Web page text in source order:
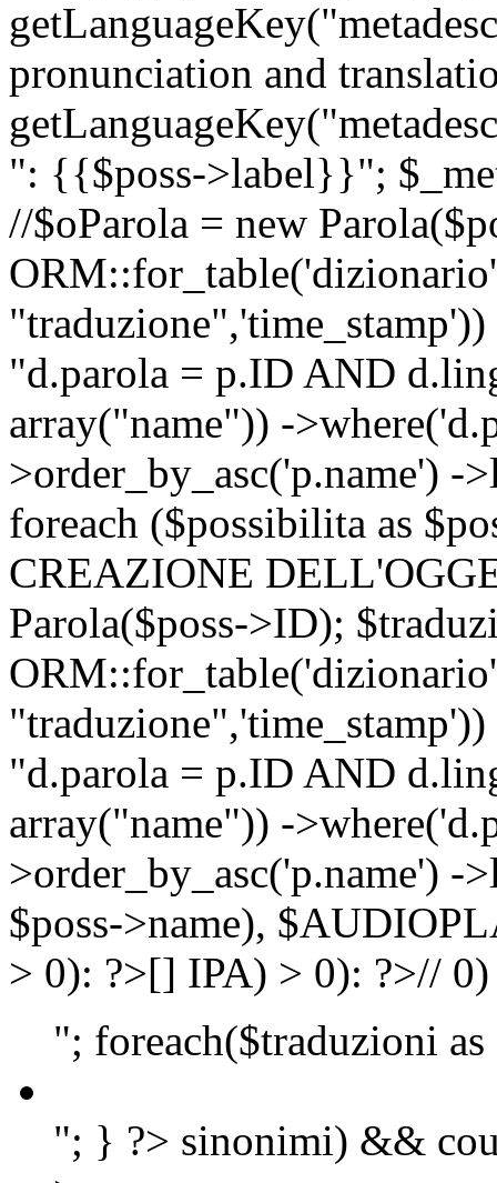
pronunciation and
": {{$poss->label}}";
//$oParola = new
"d.parola = p.ID AND
array("name")) -
>order_by_asc('p.name')
foreach ($possibilita as
CREAZIONE
Parola($poss->ID);
"d.parola = p.ID AND
array("name")) -
>order_by_asc('p.name')
$poss->name),
> 0): ?>[] IPA) > 0): ?>//
"; foreach($traduzioni
"; } ?> sinonimi) &&